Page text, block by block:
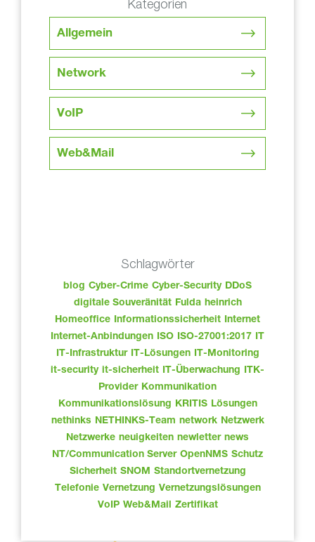
Kategorien
Allgemein
Network
VoIP
Web&Mail
Schlagwörter
blog Cyber-Crime Cyber-Security DDoS
digitale Souveränität Fulda heinrich
Homeoffice Informationssicherheit Internet
Internet-Anbindungen ISO ISO-27001:2017 IT
IT-Infrastruktur IT-Lösungen IT-Monitoring
it-security it-sicherheit IT-Überwachung
ITK-
Provider Kommunikation
Kommunikationslösung
KRITIS Lösungen
nethinks NETHINKS-Team network Netzwerk
Netzwerke neuigkeiten newletter news
NT/Communication Server OpenNMS Schutz
Sicherheit SNOM Standortvernetzung
Telefonie Vernetzung Vernetzungslösungen
VoIP Web&Mail Zertifikat